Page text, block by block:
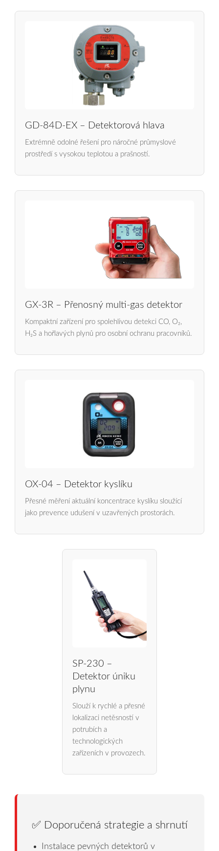
GD-84D-EX – Detektorová hlava
Extrémně odolné řešení pro náročné průmyslové
prostředí s vysokou teplotou a prašností.
GX-3R – Přenosný multi-gas detektor
Kompaktní zařízení pro spolehlivou detekci CO, O₂,
H₂S a hořlavých plynů pro osobní ochranu pracovníků.
OX-04 – Detektor kyslíku
Přesné měření aktuální koncentrace kyslíku sloužící
jako prevence udušení v uzavřených prostorách.
SP-230 –
Detektor úniku
plynu
Slouží k rychlé a přesné
lokalizaci netěsností v
potrubích a
technologických
zařízeních v provozech.
✅ Doporučená strategie a shrnutí
Instalace pevných detektorů v